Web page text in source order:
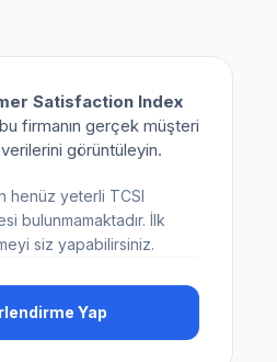
Satisfaction Index
firmanın gerçek müşteri
görüntüleyin.
henüz yeterli TCSI
bulunmamaktadır. İlk
siz yapabilirsiniz.
Yap